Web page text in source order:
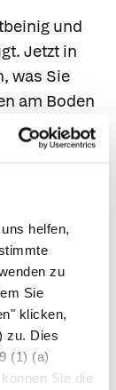
helfen,
zu
Sie
klicken,
zu. Dies
(1) (a)
Sie die
und
Jetzt in
was Sie
am Boden
– Hände
Die ganze
dann alles
Stress
alles
Drehen